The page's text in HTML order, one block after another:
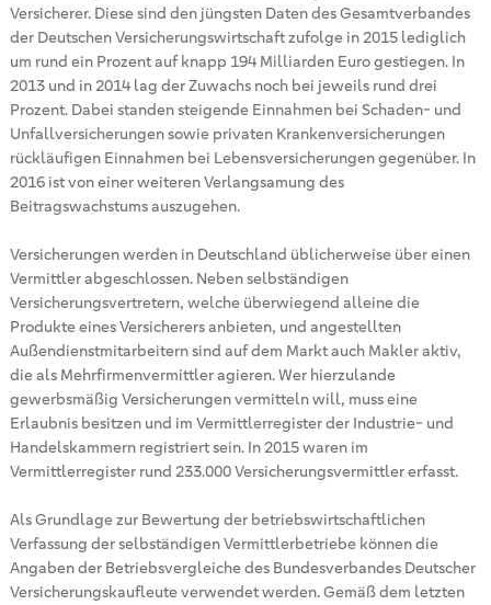
Versicherer. Diese sind den jüngsten Daten des Gesamtverbandes
der Deutschen Versicherungswirtschaft zufolge in 2015 lediglich
um rund ein Prozent auf knapp 194 Milliarden Euro gestiegen. In
2013 und in 2014 lag der Zuwachs noch bei jeweils rund drei
Prozent. Dabei standen steigende Einnahmen bei Schaden- und
Unfallversicherungen sowie privaten Krankenversicherungen
rückläufigen Einnahmen bei Lebensversicherungen gegenüber. In
2016 ist von einer weiteren Verlangsamung des
Beitragswachstums auszugehen.
Versicherungen werden in Deutschland üblicherweise über einen
Vermittler abgeschlossen. Neben selbständigen
Versicherungsvertretern, welche überwiegend alleine die
Produkte eines Versicherers anbieten, und angestellten
Außendienstmitarbeitern sind auf dem Markt auch Makler aktiv,
die als Mehrfirmenvermittler agieren. Wer hierzulande
gewerbsmäßig Versicherungen vermitteln will, muss eine
Erlaubnis besitzen und im Vermittlerregister der Industrie- und
Handelskammern registriert sein. In 2015 waren im
Vermittlerregister rund 233.000 Versicherungsvermittler erfasst.
Als Grundlage zur Bewertung der betriebswirtschaftlichen
Verfassung der selbständigen Vermittlerbetriebe können die
Angaben der Betriebsvergleiche des Bundesverbandes Deutscher
Versicherungskaufleute verwendet werden. Gemäß dem letzten